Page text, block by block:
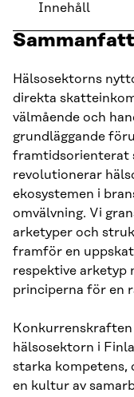
Innehåll
Hälsosektorns
direkta
välmående och
grundläggande
framtidsorienterat
revolutionerar
ekosystemen i
omvälvning. Vi
arketyper och
framför en
respektive arketyp
principerna för en
hälsosektorn i
starka kompetens,
en kultur av